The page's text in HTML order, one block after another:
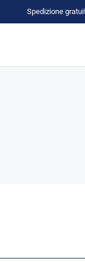
Spedizione